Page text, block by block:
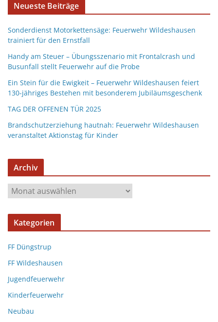
Neueste Beiträge
Sonderdienst Motorkettensäge: Feuerwehr Wildeshausen
trainiert für den Ernstfall
Handy am Steuer – Übungsszenario mit Frontalcrash und
Busunfall stellt Feuerwehr auf die Probe
Ein Stein für die Ewigkeit – Feuerwehr Wildeshausen feiert
130-jähriges Bestehen mit besonderem Jubiläumsgeschenk
TAG DER OFFENEN TÜR 2025
Brandschutzerziehung hautnah: Feuerwehr Wildeshausen
veranstaltet Aktionstag für Kinder
Archiv
Kategorien
FF Düngstrup
FF Wildeshausen
Jugendfeuerwehr
Kinderfeuerwehr
Neubau